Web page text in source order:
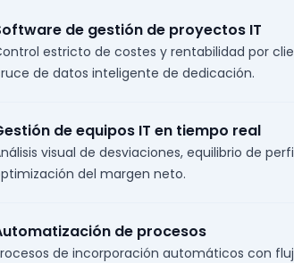
de gestión de proyectos IT
estricto de costes y rentabilidad por
de datos inteligente de dedicación.
de equipos IT en tiempo real
visual de desviaciones, equilibrio de
del margen neto.
de procesos
de incorporación automáticos con